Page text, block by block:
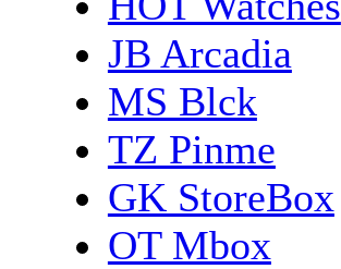
JB Arcadia
MS Blck
TZ Pinme
GK StoreBox
OT Mbox